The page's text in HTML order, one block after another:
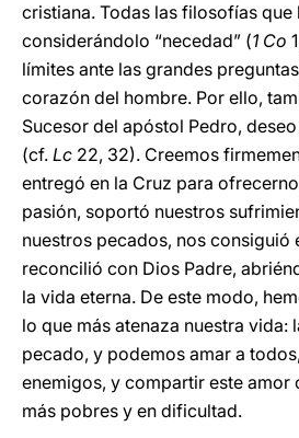
cristiana. Todas las filosofías que
considerándolo “necedad” (1 Co
límites ante las grandes
corazón del hombre. Por ello,
Sucesor del apóstol Pedro,
(cf. Lc 22, 32). Creemos
entregó en la Cruz para
pasión, soportó nuestros
nuestros pecados, nos consiguió
reconcilió con Dios Padre,
la vida eterna. De este modo,
lo que más atenaza nuestra vida:
pecado, y podemos amar a
enemigos, y compartir este amor
más pobres y en dificultad.